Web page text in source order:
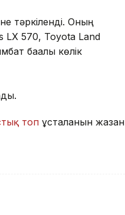
тәркіленді. Оның
LX 570, Toyota Land
бағалы көлік
топ ұсталғанын жазған